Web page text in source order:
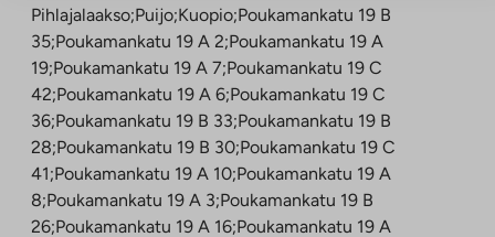
sisältöön
Pihlajalaakso;Puijo;Kuopio;Poukamankatu 19 B
35;Poukamankatu 19 A 2;Poukamankatu 19 A
19;Poukamankatu 19 A 7;Poukamankatu 19 C
42;Poukamankatu 19 A 6;Poukamankatu 19 C
36;Poukamankatu 19 B 33;Poukamankatu 19 B
28;Poukamankatu 19 B 30;Poukamankatu 19 C
41;Poukamankatu 19 A 10;Poukamankatu 19 A
8;Poukamankatu 19 A 3;Poukamankatu 19 B
26;Poukamankatu 19 A 16;Poukamankatu 19 A